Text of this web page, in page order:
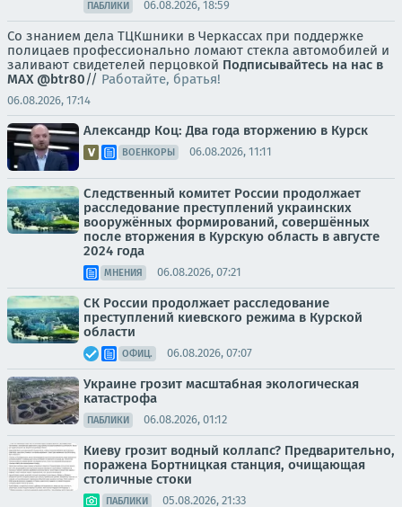
ПАБЛИКИ 06.08.2026, 18:59
Со знанием дела ТЦКшники в Черкассах при поддержке
полицаев профессионально ломают стекла автомобилей и
заливают свидетелей перцовкой Подписывайтесь на нас в
MAX @btr80// Работайте, братья!
06.08.2026, 17:14
Александр Коц: Два года вторжению в Курск
ВОЕНКОРЫ 06.08.2026, 11:11
Следственный комитет России продолжает
расследование преступлений украинских
вооружённых формирований, совершённых
после вторжения в Курскую область в августе
2024 года
МНЕНИЯ 06.08.2026, 07:21
СК России продолжает расследование
преступлений киевского режима в Курской
области
ОФИЦ. 06.08.2026, 07:07
Украине грозит масштабная экологическая
катастрофа
ПАБЛИКИ 06.08.2026, 01:12
Киеву грозит водный коллапс? Предварительно,
поражена Бортницкая станция, очищающая
столичные стоки
ПАБЛИКИ 05.08.2026, 21:33